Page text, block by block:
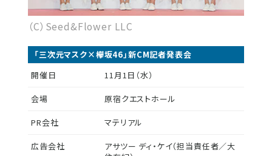
（C）Seed&Flower LLC
「三次元マスク×欅坂46」新CM記者発表会
開催日
11月1日（水）
会場 原宿クエストホール
PR会社 マテリアル
広告会社
アサツー ディ・ケイ（担当責任者／大